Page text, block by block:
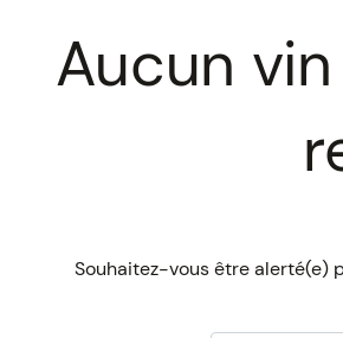
Aucun
Souhaitez-vous être alerté(e)